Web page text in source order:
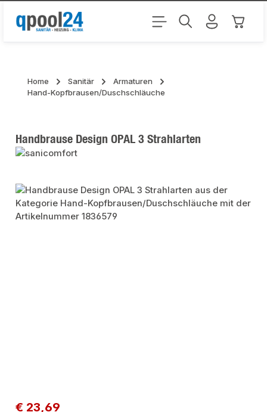
Zum Hauptinhalt springen
Home Sanitär
Armaturen
Hand-Kopfbrausen/Duschschläuche
Handbrause Design OPAL 3 Strahlarten
Bildergalerie überspringen
Regulärer Preis:
€ 23,69